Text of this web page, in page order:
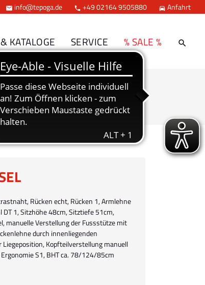
 info@tepoga.de  +49 02164 9505880  Anfahrt
KATALOGE SERVICE % SALE %
Rücken echt, Rücken 1, Armlehne
DT 1, Sitzhöhe 48cm, Sitztiefe 51cm,
manuelle Verstellung der Fussstütze mit
durch innenliegenden
Kopfteilverstellung manuell
S1, BHT ca. 78/124/85cm